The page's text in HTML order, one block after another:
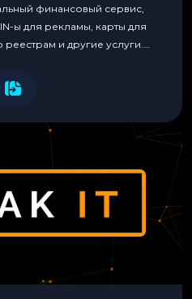
финансовый сервис,
ы для рекламы, карты для
и другие услуги.
финансами.